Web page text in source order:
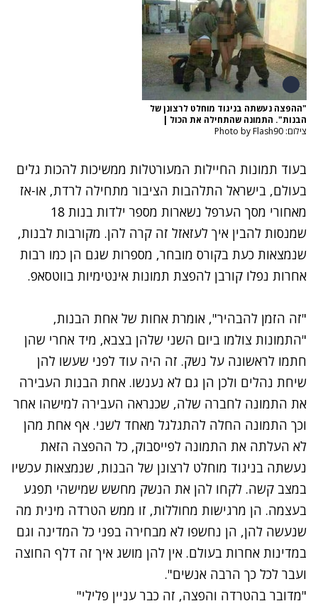
"ההפצה נעשתה בניגוד מוחלט לרצונן של
הבנות". התמונה שהתחילה את הכול |
צילום: Photo by Flash90
בעוד תמונות החיילות המעורטלות ממשיכות להכות גלים
בעולם, בישראל התלהבות הציבור מתחילה לרדת, או-אז
מאחורי מסך הערפל נשארות מספר ילדות בנות 18
שמנסות להבין איך לעזאזל זה קרה להן. מקורבות לבנות,
שנמצאות כעת בקורס מובחר, מספרות שגם הן כמו רבות
אחרות נפלו קורבן להפצת תמונות אינטימיות בווטסאפ.
"זה הזמן להבהיר", אומרת אחות של אחת הבנות,
"התמונות צולמו ביום השני שלהן בצבא, מיד אחרי שהן
חתמו לראשונה על נשק. זה היה עוד לפני שעשו להן
שיחת נהלים ולכן הן גם לא נענשו. אחת הבנות העבירה
את התמונה לחברה שלה, שכנראה העבירה למישהו אחר
וכך התמונה החלה להתגלגל מאחד לשני. אף אחת מהן
לא העלתה את התמונה לפייסבוק, כל ההפצה הזאת
נעשתה בניגוד מוחלט לרצונן של הבנות, שנמצאות עכשיו
במצב קשה. לקחו להן את הנשק מחשש שמישהי תפגע
בעצמה. הן מרגישות מחוללות, זו ממש הטרדה מינית מה
שנעשה להן, הן נחשפו לא מבחירה בפני כל המדינה וגם
במדינות אחרות בעולם. אין להן מושג איך זה דלף החוצה
ועבר לכל כך הרבה אנשים".
"מדובר בהטרדה והפצה, זה כבר עניין פלילי"